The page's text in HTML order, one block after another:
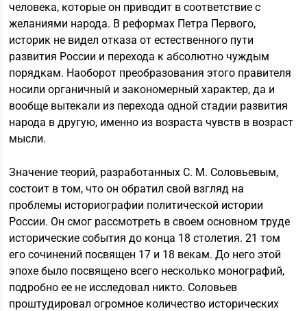
человека, которые он приводит в соответствие с
желаниями народа. В реформах Петра Первого,
историк не видел отказа от естественного пути
развития России и перехода к абсолютно чуждым
порядкам. Наоборот преобразования этого правителя
носили органичный и закономерный характер, да и
вообще вытекали из перехода одной стадии развития
народа в другую, именно из возраста чувств в возраст
мысли.
Значение теорий, разработанных С. М. Соловьевым,
состоит в том, что он обратил свой взгляд на
проблемы историографии политической истории
России. Он смог рассмотреть в своем основном труде
исторические события до конца 18 столетия. 21 том
его сочинений посвящен 17 и 18 векам. До него этой
эпохе было посвящено всего несколько монографий,
подробно ее не исследовал никто. Соловьев
проштудировал огромное количество исторических